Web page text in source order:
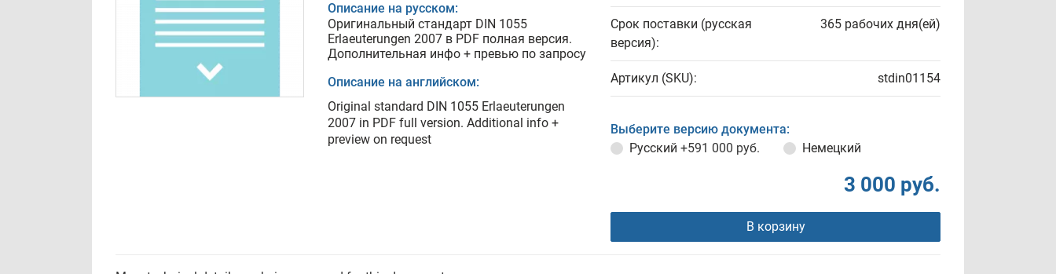
Описание на русском:
Оригинальный стандарт DIN 1055
Erlaeuterungen 2007 в PDF полная версия.
Дополнительная инфо + превью по запросу
Описание на английском:
Original standard DIN 1055 Erlaeuterungen
2007 in PDF full version. Additional info +
preview on request
Срок поставки (русская
версия):
365 рабочих дня(ей)
Артикул (SKU): stdin01154
Выберите версию документа:
Русский +591 000 руб. Немецкий
3 000 руб.
В корзину